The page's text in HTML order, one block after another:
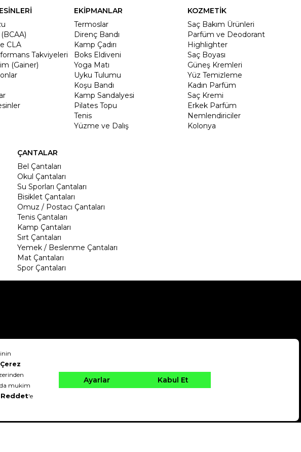
CLA
Takviyeleri
(Gainer)
EKİPMANLAR
Termoslar
Direnç Bandı
Kamp Çadırı
Boks Eldiveni
Yoga Matı
Uyku Tulumu
Koşu Bandı
Kamp Sandalyesi
Pilates Topu
Tenis
Yüzme ve Dalış
KOZMETİK
Saç Bakım Ürünleri
Parfüm ve Deodorant
Highlighter
Saç Boyası
Güneş Kremleri
Yüz Temizleme
Kadın Parfüm
Saç Kremi
Erkek Parfüm
Nemlendiriciler
Kolonya
ÇANTALAR
Bel Çantaları
Okul Çantaları
Su Sporları Çantaları
Bisiklet Çantaları
Omuz / Postacı Çantaları
Tenis Çantaları
Kamp Çantaları
Sırt Çantaları
Yemek / Beslenme Çantaları
Mat Çantaları
Spor Çantaları